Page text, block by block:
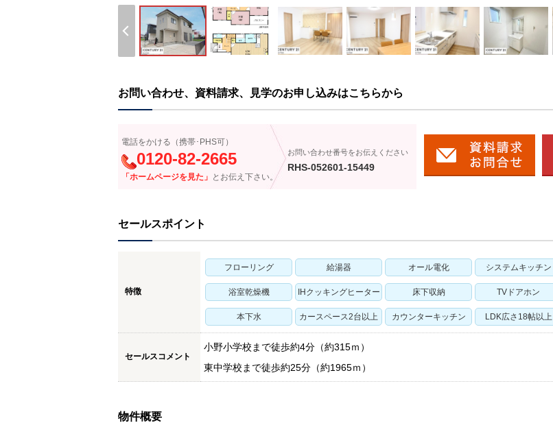
お問い合わせ、資料請求、見学のお申し込みはこちらから
電話をかける（携帯･PHS可）
0120-82-2665
「ホームページを見た」 とお伝え下さい。
お問い合わせ番号をお伝えください
RHS-052601-15449
セールスポイント
特徴
フローリング 給湯器 オール電化 システムキッチン
浴室乾燥機 IHクッキングヒーター 床下収納 TVドアホン
本下水 カースペース2台以上 カウンターキッチン LDK広さ18帖以上
セールスコメント
小野小学校まで徒歩約4分（約315ｍ）
東中学校まで徒歩約25分（約1965ｍ）
物件概要